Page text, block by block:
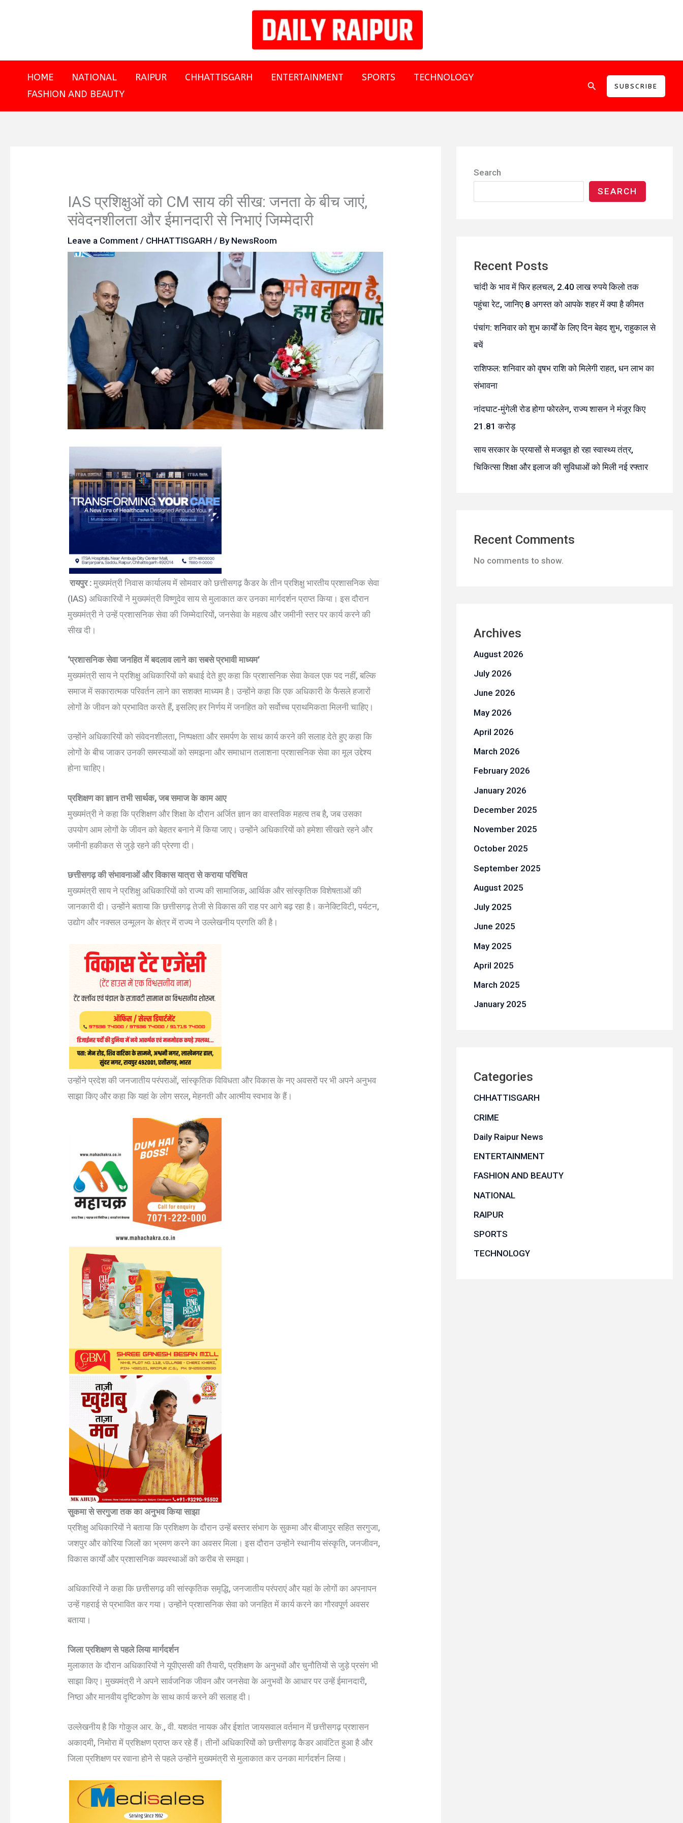
HOME NATIONAL RAIPUR CHHATTISGARH ENTERTAINMENT SPORTS
TECHNOLOGY
FASHION AND BEAUTY
SearchSUBSCRIBE
IAS प्रशिक्षुओं को CM साय की सीख: जनता के बीच जाएं,
संवेदनशीलता और ईमानदारी से निभाएं जिम्मेदारी
Leave a Comment / CHHATTISGARH / By NewsRoom
रायपुर : मुख्यमंत्री निवास कार्यालय में सोमवार को छत्तीसगढ़ कैडर के तीन प्रशिक्षु भारतीय प्रशासनिक सेवा
(IAS) अधिकारियों ने मुख्यमंत्री विष्णुदेव साय से मुलाकात कर उनका मार्गदर्शन प्राप्त किया। इस दौरान
मुख्यमंत्री ने उन्हें प्रशासनिक सेवा की जिम्मेदारियों, जनसेवा के महत्व और जमीनी स्तर पर कार्य करने की
सीख दी।
‘प्रशासनिक सेवा जनहित में बदलाव लाने का सबसे प्रभावी माध्यम’
मुख्यमंत्री साय ने प्रशिक्षु अधिकारियों को बधाई देते हुए कहा कि प्रशासनिक सेवा केवल एक पद नहीं, बल्कि
समाज में सकारात्मक परिवर्तन लाने का सशक्त माध्यम है। उन्होंने कहा कि एक अधिकारी के फैसले हजारों
लोगों के जीवन को प्रभावित करते हैं, इसलिए हर निर्णय में जनहित को सर्वोच्च प्राथमिकता मिलनी चाहिए।
उन्होंने अधिकारियों को संवेदनशीलता, निष्पक्षता और समर्पण के साथ कार्य करने की सलाह देते हुए कहा कि
लोगों के बीच जाकर उनकी समस्याओं को समझना और समाधान तलाशना प्रशासनिक सेवा का मूल उद्देश्य
होना चाहिए।
प्रशिक्षण का ज्ञान तभी सार्थक, जब समाज के काम आए
मुख्यमंत्री ने कहा कि प्रशिक्षण और शिक्षा के दौरान अर्जित ज्ञान का वास्तविक महत्व तब है, जब उसका
उपयोग आम लोगों के जीवन को बेहतर बनाने में किया जाए। उन्होंने अधिकारियों को हमेशा सीखते रहने और
जमीनी हकीकत से जुड़े रहने की प्रेरणा दी।
छत्तीसगढ़ की संभावनाओं और विकास यात्रा से कराया परिचित
मुख्यमंत्री साय ने प्रशिक्षु अधिकारियों को राज्य की सामाजिक, आर्थिक और सांस्कृतिक विशेषताओं की
जानकारी दी। उन्होंने बताया कि छत्तीसगढ़ तेजी से विकास की राह पर आगे बढ़ रहा है। कनेक्टिविटी, पर्यटन,
उद्योग और नक्सल उन्मूलन के क्षेत्र में राज्य ने उल्लेखनीय प्रगति की है।
उन्होंने प्रदेश की जनजातीय परंपराओं, सांस्कृतिक विविधता और विकास के नए अवसरों पर भी अपने अनुभव
साझा किए और कहा कि यहां के लोग सरल, मेहनती और आत्मीय स्वभाव के हैं।
सुकमा से सरगुजा तक का अनुभव किया साझा
प्रशिक्षु अधिकारियों ने बताया कि प्रशिक्षण के दौरान उन्हें बस्तर संभाग के सुकमा और बीजापुर सहित सरगुजा,
जशपुर और कोरिया जिलों का भ्रमण करने का अवसर मिला। इस दौरान उन्होंने स्थानीय संस्कृति, जनजीवन,
विकास कार्यों और प्रशासनिक व्यवस्थाओं को करीब से समझा।
अधिकारियों ने कहा कि छत्तीसगढ़ की सांस्कृतिक समृद्धि, जनजातीय परंपराएं और यहां के लोगों का अपनापन
उन्हें गहराई से प्रभावित कर गया। उन्होंने प्रशासनिक सेवा को जनहित में कार्य करने का गौरवपूर्ण अवसर
बताया।
जिला प्रशिक्षण से पहले लिया मार्गदर्शन
मुलाकात के दौरान अधिकारियों ने यूपीएससी की तैयारी, प्रशिक्षण के अनुभवों और चुनौतियों से जुड़े प्रसंग भी
साझा किए। मुख्यमंत्री ने अपने सार्वजनिक जीवन और जनसेवा के अनुभवों के आधार पर उन्हें ईमानदारी,
निष्ठा और मानवीय दृष्टिकोण के साथ कार्य करने की सलाह दी।
उल्लेखनीय है कि गोकुल आर. के., वी. यशवंत नायक और ईशांत जायसवाल वर्तमान में छत्तीसगढ़ प्रशासन
अकादमी, निमोरा में प्रशिक्षण प्राप्त कर रहे हैं। तीनों अधिकारियों को छत्तीसगढ़ कैडर आवंटित हुआ है और
जिला प्रशिक्षण पर रवाना होने से पहले उन्होंने मुख्यमंत्री से मुलाकात कर उनका मार्गदर्शन लिया।
Search
SEARCH
Recent Posts
चांदी के भाव में फिर हलचल, 2.40 लाख रुपये किलो तक
पहुंचा रेट, जानिए 8 अगस्त को आपके शहर में क्या है कीमत
पंचांग: शनिवार को शुभ कार्यों के लिए दिन बेहद शुभ, राहुकाल से
बचें
राशिफल: शनिवार को वृषभ राशि को मिलेगी राहत, धन लाभ का
संभावना
नांदघाट-मुंगेली रोड होगा फोरलेन, राज्य शासन ने मंजूर किए
21.81 करोड़
साय सरकार के प्रयासों से मजबूत हो रहा स्वास्थ्य तंत्र,
चिकित्सा शिक्षा और इलाज की सुविधाओं को मिली नई रफ्तार
Recent Comments
No comments to show.
Archives
August 2026
July 2026
June 2026
May 2026
April 2026
March 2026
February 2026
January 2026
December 2025
November 2025
October 2025
September 2025
August 2025
July 2025
June 2025
May 2025
April 2025
March 2025
January 2025
Categories
CHHATTISGARH
CRIME
Daily Raipur News
ENTERTAINMENT
FASHION AND BEAUTY
NATIONAL
RAIPUR
SPORTS
TECHNOLOGY